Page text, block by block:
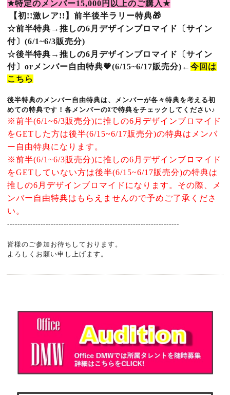
★特定のメンバー15,000 円以上のご購入★
【初!!激レア!! 】前半後半ラリー特典🎁
☆前半特典→推しの6月デザインブロマイド 〔サイン
付〕(6/1~6/3販売分)
☆後半特典→推しの6月デザインブロマイド
〔サイン
付〕orメンバー自由特典💗(6/15~6/17販売分) ←今回は
こちら
後半特典のメンバー自由特典は、メンバーが各々特典を考える初
めての特典です！各メンバーのXで特典をチェックしてください♪
※前半(6/1~6/3販売分)に推しの6月デザインブロマイド
をGETした方は後半(6/15~6/17販売分)の特典はメンバ
ー自由特典になります。
※前半(6/1~6/3販売分)に推しの6月デザインブロマイド
をGETしていない方は後半(6/15~6/17販売分)の特典は
推しの6月デザインブロマイドになります。 その際、メ
ンバー自由特典はもらえませんので予めご了承くださ
い。
-------------------------------------------------------------------
皆様のご参加お待ちしております。
よろしくお願い申し上げます。